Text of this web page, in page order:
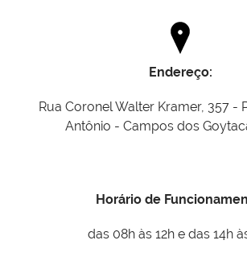
Endereço:
Rua Coronel Walter Kramer, 357 -
Antônio - Campos dos
Horário de
das 08h às 12h e das 14h